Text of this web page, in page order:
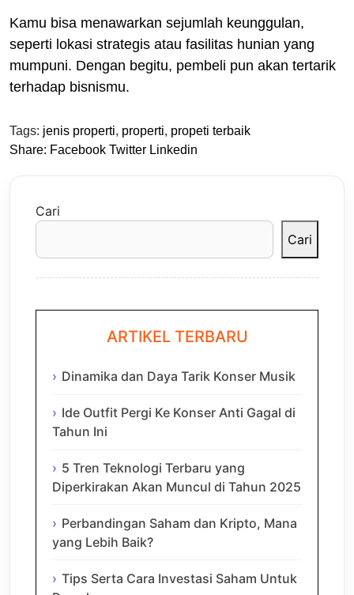
Kamu bisa menawarkan sejumlah keunggulan,
seperti lokasi strategis atau fasilitas hunian yang
mumpuni. Dengan begitu, pembeli pun akan tertarik
terhadap bisnismu.
Tags: jenis properti, properti, propeti terbaik
Share: Facebook Twitter Linkedin
Cari
Cari
ARTIKEL TERBARU
Dinamika dan Daya Tarik Konser Musik
Ide Outfit Pergi Ke Konser Anti Gagal di
Tahun Ini
5 Tren Teknologi Terbaru yang
Diperkirakan Akan Muncul di Tahun 2025
Perbandingan Saham dan Kripto, Mana
yang Lebih Baik?
Tips Serta Cara Investasi Saham Untuk